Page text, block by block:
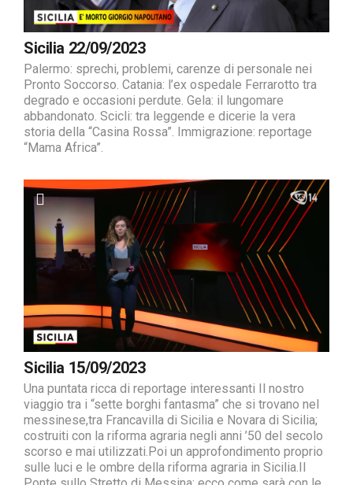
Sicilia 22/09/2023
Palermo: sprechi, problemi, carenze di personale nei
Pronto Soccorso. Catania: l’ex ospedale Ferrarotto tra
degrado e occasioni perdute. Gela: il lungomare
abbandonato. Scicli: tra leggende e dicerie la vera
storia della “Casina Rossa”. Immigrazione: reportage
“Mama Africa”.
Sicilia 15/09/2023
Una puntata ricca di reportage interessanti Il nostro
viaggio tra i “sette borghi fantasma” che si trovano nel
messinese,tra Francavilla di Sicilia e Novara di Sicilia;
costruiti con la riforma agraria negli anni ’50 del secolo
scorso e mai utilizzati.Poi un approfondimento proprio
sulle luci e le ombre della riforma agraria in Sicilia.Il